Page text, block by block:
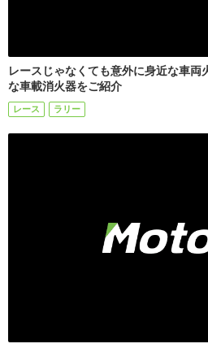
レースじゃなくても意外に身近な車両
な車載消火器をご紹介
レース ラリー